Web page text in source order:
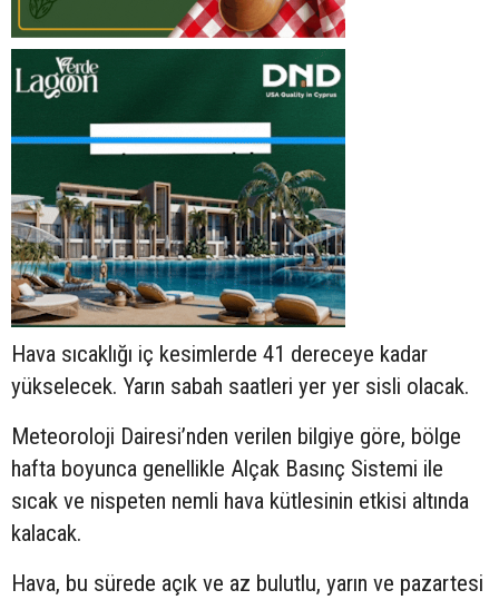
Hava sıcaklığı iç kesimlerde 41 dereceye kadar
yükselecek. Yarın sabah saatleri yer yer sisli olacak.
Meteoroloji Dairesi’nden verilen bilgiye göre, bölge
hafta boyunca genellikle Alçak Basınç Sistemi ile
sıcak ve nispeten nemli hava kütlesinin etkisi altında
kalacak.
Hava, bu sürede açık ve az bulutlu, yarın ve pazartesi